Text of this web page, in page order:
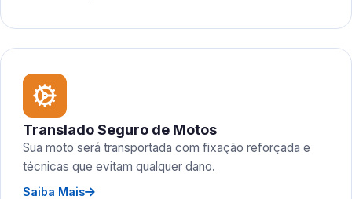
Translado Seguro de Motos
Sua moto será transportada com fixação reforçada e
técnicas que evitam qualquer dano.
Saiba Mais